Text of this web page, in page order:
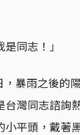
是同志！」
，暴雨之後的
台灣同志諮詢
小平頭，戴著